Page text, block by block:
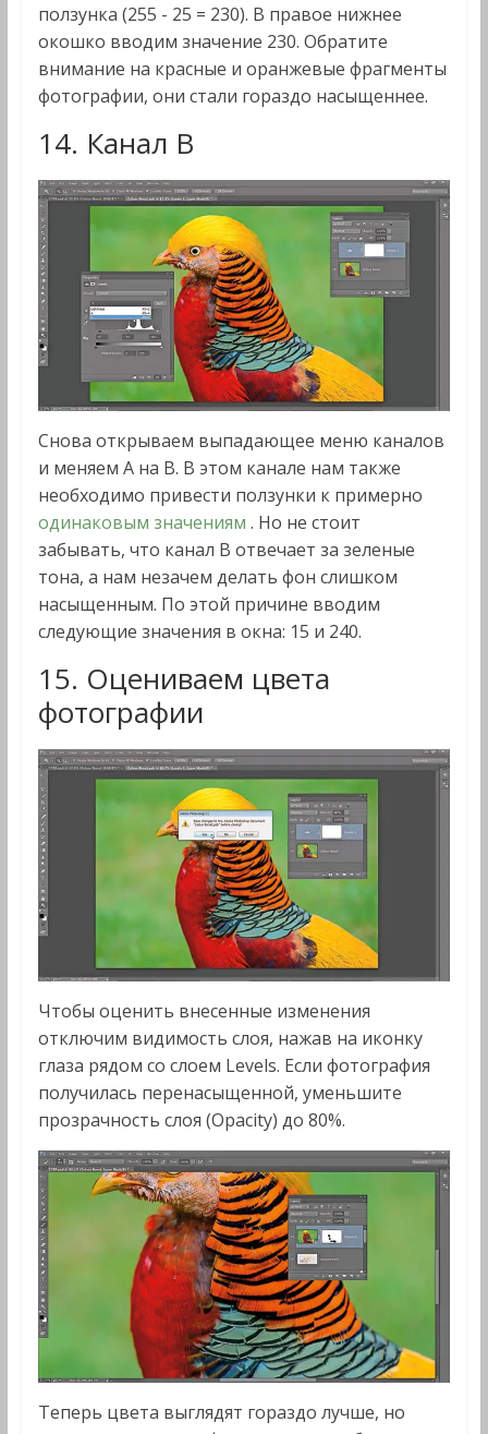
ползунка (255 - 25 = 230). В правое нижнее
окошко вводим значение 230. Обратите
внимание на красные и оранжевые фрагменты
фотографии, они стали гораздо насыщеннее.
14. Канал B
Снова открываем выпадающее меню каналов
и меняем A на B. В этом канале нам также
необходимо привести ползунки к примерно
одинаковым значениям . Но не стоит
забывать, что канал B отвечает за зеленые
тона, а нам незачем делать фон слишком
насыщенным. По этой причине вводим
следующие значения в окна: 15 и 240.
15. Оцениваем цвета
фотографии
Чтобы оценить внесенные изменения
отключим видимость слоя, нажав на иконку
глаза рядом со слоем Levels. Если фотография
получилась перенасыщенной, уменьшите
прозрачность слоя (Opacity) до 80%.
Теперь цвета выглядят гораздо лучше, но